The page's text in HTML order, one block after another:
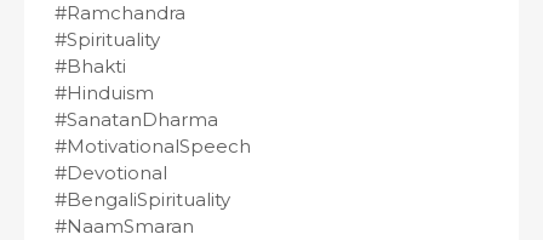
#Ramchandra
#Spirituality
#Bhakti
#Hinduism
#SanatanDharma
#MotivationalSpeech
#Devotional
#BengaliSpirituality
#NaamSmaran